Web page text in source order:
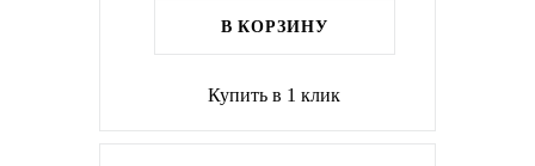
В КОРЗИНУ
Купить в 1 клик